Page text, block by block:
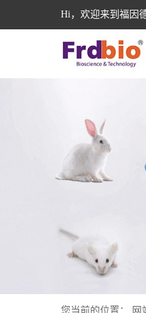
Hi，欢迎来到福因
您当前的位置： 网